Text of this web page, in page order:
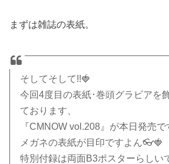
まずは雑誌の表紙。
そしてそして!!🍓
今回4度目の表紙･巻頭グラビアを
ております、
『CMNOW vol.208』が本日発売
メガネの表紙が目印ですよん👓🍓
特別付録は両面B3ポスターらしい